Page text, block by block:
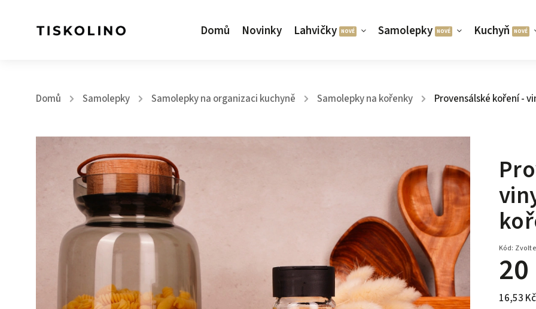
Domů Novinky Lahvičky Samolepky Kuchyň
Domů / Samolepky / Samolepky na organizaci kuchyně / Samolepky na kořenky / Provensálské koření -
Kód:
16,53